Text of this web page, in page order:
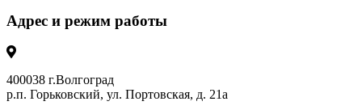
Адрес и режим работы
400038 г.Волгоград
р.п. Горьковский, ул. Портовская, д. 21а